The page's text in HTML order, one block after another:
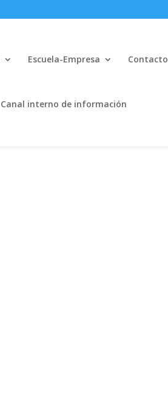
Escuela-Empresa Contacto
Canal interno de información